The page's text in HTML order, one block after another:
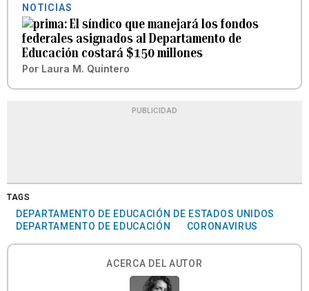
NOTICIAS
El síndico que manejará los fondos
federales asignados al Departamento de
Educación costará $150 millones
Por Laura M. Quintero
PUBLICIDAD
TAGS
DEPARTAMENTO DE EDUCACIÓN DE ESTADOS UNIDOS
DEPARTAMENTO DE EDUCACIÓN
CORONAVIRUS
ACERCA DEL AUTOR